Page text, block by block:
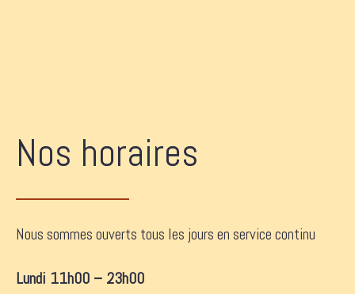
Nos horaires
Nous sommes ouverts tous les jours en service continu
Lundi 11h00 – 23h00